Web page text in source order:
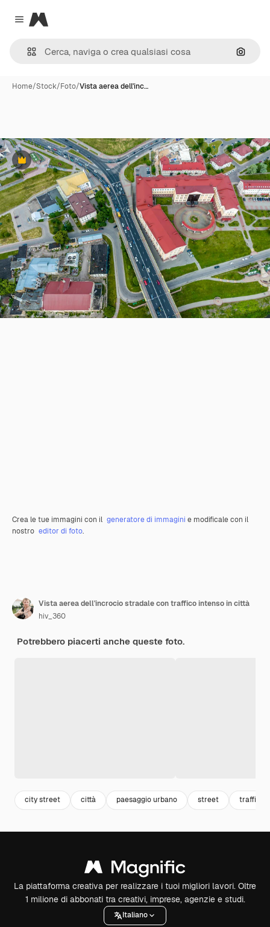
Close menu
Magnific
Cerca
Home/Stock/Foto/Vista aerea dell'inc…
Premium
Crea le tue immagini con il generatore di immagini e modificale con il
nostro editor di foto.
Vista aerea dell'incrocio stradale con traffico intenso in città
hiv_360
Potrebbero piacerti anche queste foto.
city street città paesaggio urbano street traffico
La piattaforma creativa per realizzare i tuoi migliori lavori. Oltre
1 milione di abbonati tra creativi, imprese, agenzie e studi.
Italiano